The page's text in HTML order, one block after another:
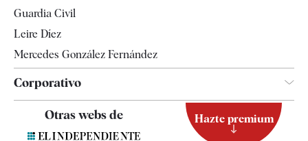
Guardia Civil
Leire Díez
Mercedes González Fernández
Corporativo
Otras webs de Hazte premium